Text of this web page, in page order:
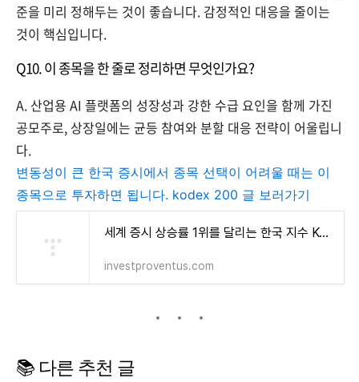
준을 미리 정해두는 것이 좋습니다. 감정적인 대응을 줄이는
것이 핵심입니다.
Q10. 이 종목을 한 줄로 정리하면 무엇인가요?
A. 산업용 AI 플랫폼의 성장성과 강한 수급 요인을 함께 가진
공모주로, 상장일에는 균등 참여와 분할 대응 전략이 어울립니
다.
변동성이 큰 한국 증시에서 종목 선택이 어려울 때는 이
종목으로 투자하면 됩니다. kodex 200 글 보러가기
세계 증시 상승률 1위를 달리는 한국 지수 Kodex 200에 투자하라!
investproventus.com
📚 다른 추천 글